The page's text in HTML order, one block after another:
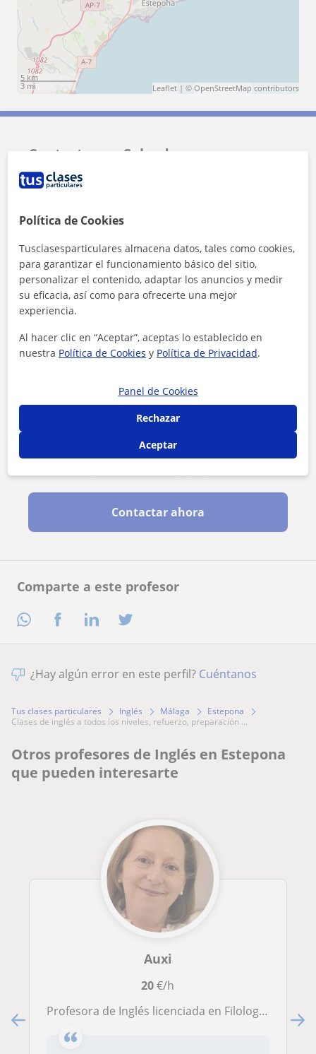
Comparte a este profesor
5 km
3 mi
Leaflet | © OpenStreetMap contributors
Contacta con Salvador
Tarifa
1ª clase gratis
Contactar ahora
¿Hay algún error en este perfil? Cuéntanos
Tus clases particulares Inglés Málaga
Estepona
clases de inglés a todos los niveles, refuerzo, preparación ...
Otros profesores de Inglés en Estepona
que pueden interesarte
Auxi
20€/h
Profesora de Inglés licenciada en Filología Inglesa
Política de Cookies
Tusclasesparticulares almacena datos, tales como cookies,
para garantizar el funcionamiento básico del sitio,
personalizar el contenido, adaptar los anuncios y medir
su eficacia, así como para ofrecerte una mejor
experiencia.
Al hacer clic en “Aceptar”, aceptas lo establecido en
nuestra Política de Cookies y Política de Privacidad.
Panel de Cookies
Rechazar
Aceptar